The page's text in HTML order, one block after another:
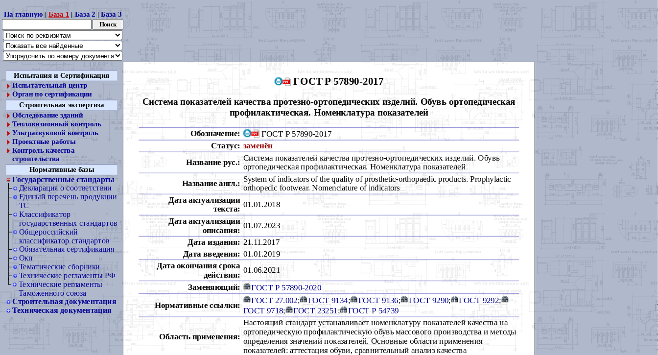
На главную |База 1 | База 2 |База 3
Испытания и Сертификация
Испытательный центр
Орган по сертификации
Строительная экспертиза
Обследование зданий
Тепловизионный контроль
Ультразвуковой контроль
Проектные работы
Контроль качества
строительства
Нормативные базы
Государственные стандарты
Декларация о соответствии
Единый перечень продукции
ТС
Классификатор
государственных стандартов
Общероссийский
классификатор стандартов
Обязательная сертификация
Окп
Тематические сборники
Технические регламенты РФ
Технические регламенты
Таможенного союза
Строительная документация
Техническая документация
ГОСТ Р 57890-2017
Система показателей качества протезно-ортопедических изделий. Обувь ортопедическая
профилактическая. Номенклатура показателей
Обозначение:
ГОСТ Р 57890-2017
Статус: заменён
Название рус.:
Система показателей качества протезно-ортопедических изделий. Обувь
ортопедическая профилактическая. Номенклатура показателей
Название англ.:
System of indicators of the quality of prosthetic-orthopaedic products. Prophylactic
orthopedic footwear. Nomenclature of indicators
Дата актуализации
текста:
01.01.2018
Дата актуализации
описания:
01.07.2023
Дата издания: 21.11.2017
Дата введения: 01.01.2019
Дата окончания срока
действия:
01.06.2021
Заменяющий:
ГОСТ Р 57890-2020
Нормативные ссылки:
ГОСТ 27.002; ГОСТ 9134; ГОСТ 9136; ГОСТ 9290; ГОСТ 9292;
ГОСТ 9718; ГОСТ 23251; ГОСТ Р 54739
Область применения:
Настоящий стандарт устанавливает номенклатуру показателей качества на
ортопедическую профилактическую обувь массового производства и методы
определения значений показателей. Основные области применения
показателей: аттестация обуви, сравнительный анализ качества